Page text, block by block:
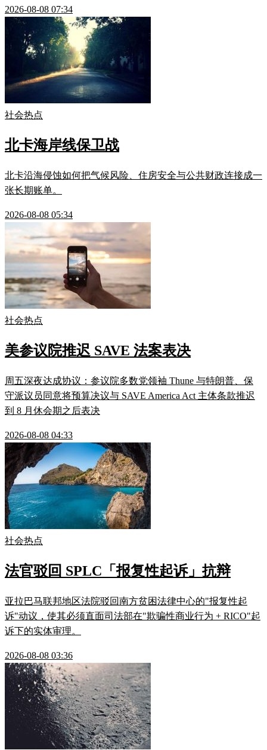
2026-08-08 07:34
社会热点
北卡海岸线保卫战
北卡沿海侵蚀如何把气候风险、住房安全与公共财政连接成一
张长期账单。
2026-08-08 05:34
社会热点
美参议院推迟 SAVE 法案表决
周五深夜达成协议：参议院多数党领袖 Thune 与特朗普、保
守派议员同意将预算决议与 SAVE America Act 主体条款推迟
到 8 月休会期之后表决
2026-08-08 04:33
社会热点
法官驳回 SPLC「报复性起诉」抗辩
亚拉巴马联邦地区法院驳回南方贫困法律中心的"报复性起
诉"动议，使其必须直面司法部在"欺骗性商业行为 + RICO"起
诉下的实体审理。
2026-08-08 03:36